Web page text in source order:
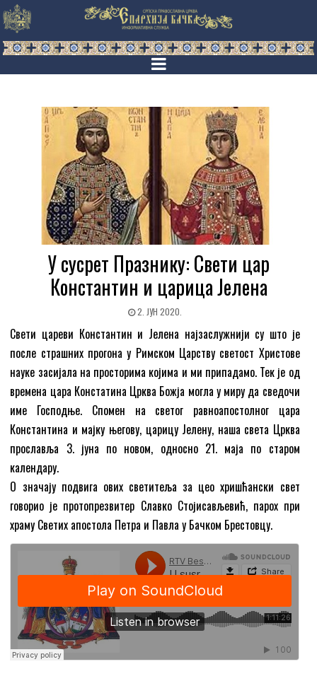
У сусрет Празнику: Свети цар
Константин и царица Јелена
2. ЈУН 2020.
Свети цареви Константин и Јелена најзаслужнији су што је
после страшних прогона у Римском Царству светост Христове
науке засијала на просторима којима и ми припадамо. Тек је од
времена цара Констатина Црква Божја могла у миру да сведочи
име Господње. Спомен на светог равноапостолног цара
Константина и мајку његову, царицу Јелену, наша света Црква
прославља 3. јуна по новом, односно 21. маја по старом
календару.
О значају подвига ових светитеља за цео хришћански свет
говорио је протопрезвитер Славко Стојисављевић, парох при
храму Светих апостола Петра и Павла у Бачком Брестовцу.